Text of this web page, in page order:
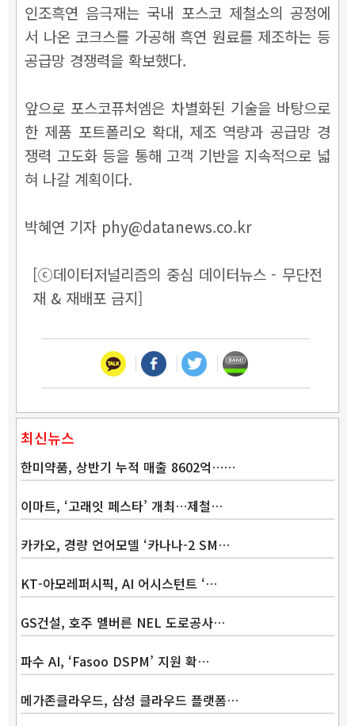
인조흑연 음극재는 국내 포스코 제철소의 공정에
서 나온 코크스를 가공해 흑연 원료를 제조하는 등
공급망 경쟁력을 확보했다.
앞으로 포스코퓨처엠은 차별화된 기술을 바탕으로
한 제품 포트폴리오 확대, 제조 역량과 공급망 경
쟁력 고도화 등을 통해 고객 기반을 지속적으로 넓
혀 나갈 계획이다.
박혜연 기자 phy@datanews.co.kr
[ⓒ데이터저널리즘의 중심 데이터뉴스 - 무단전
재 & 재배포 금지]
최신뉴스
한미약품, 상반기 누적 매출 8602억……
이마트, ‘고래잇 페스타’ 개최…제철…
카카오, 경량 언어모델 ‘카나나-2 SM…
KT-아모레퍼시픽, AI 어시스턴트 ‘…
GS건설, 호주 멜버른 NEL 도로공사…
파수 AI, ‘Fasoo DSPM’ 지원 확…
메가존클라우드, 삼성 클라우드 플랫폼…